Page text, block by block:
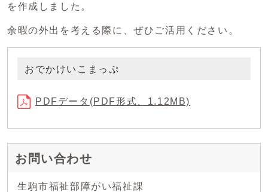
を作成しました。
余暇の外出を考える際に、ぜひご活用ください。
おでかけいこまっぷ
PDFデータ(PDF形式、1.12MB)
お問い合わせ
生駒市福祉部障がい福祉課